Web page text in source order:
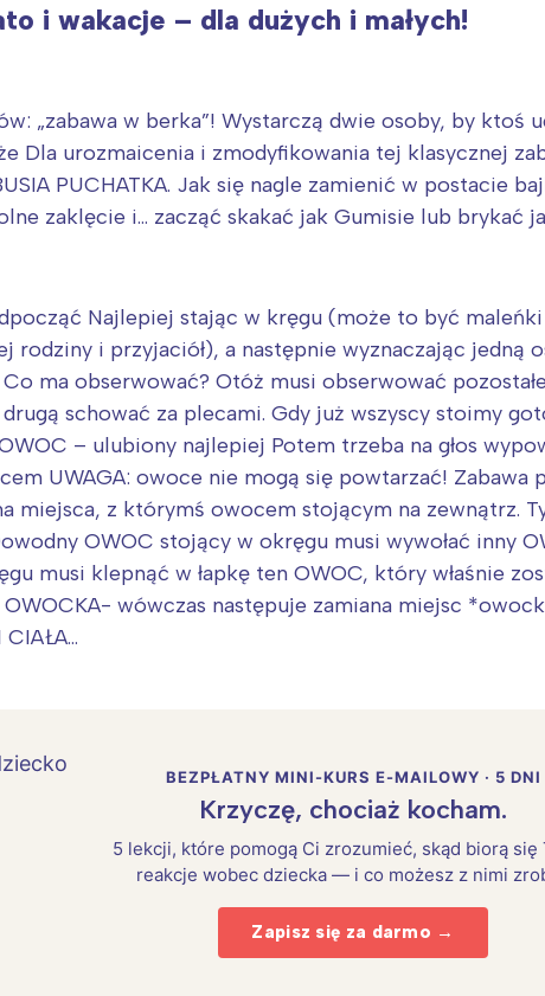
i wakacje – dla dużych i małych!
„zabawa w berka”! Wystarczą dwie osoby, by ktoś
Dla urozmaicenia i zmodyfikowania tej klasycznej
PUCHATKA. Jak się nagle zamienić w postacie
zaklęcie i… zacząć skakać jak Gumisie lub brykać
Najlepiej stając w kręgu (może to być
rodziny i przyjaciół), a następnie wyznaczając jedną
ma obserwować? Otóż musi obserwować
schować za plecami. Gdy już wszyscy stoimy
– ulubiony najlepiej Potem trzeba na głos
UWAGA: owoce nie mogą się powtarzać! Zabawa
miejsca, z którymś owocem stojącym na zewnątrz.
OWOC stojący w okręgu musi wywołać inny
musi klepnąć w łapkę ten OWOC, który właśnie
wówczas następuje zamiana miejsc
CIAŁA…
BEZPŁATNY MINI-KURS E-MAILOWY · 5 DNI
Krzyczę, chociaż kocham.
5 lekcji, które pomogą Ci zrozumieć, skąd biorą się
reakcje wobec dziecka — i co możesz z nimi
Zapisz się za darmo →